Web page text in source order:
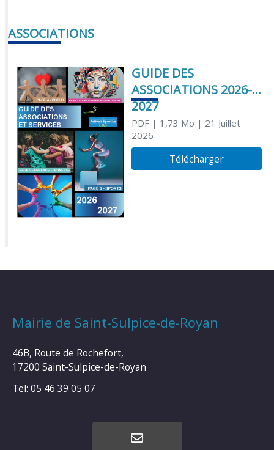
ASSOCIATIONS
GUIDE DES
ASSOCIATIONS 2026-
2027
PDF| 1,73 Mo | 21 Juillet
2026
Télécharger
Mairie de Saint-Sulpice-de-Royan
46B, Route de Rochefort,
17200 Saint-Sulpice-de-Royan
Tel: 05 46 39 05 07